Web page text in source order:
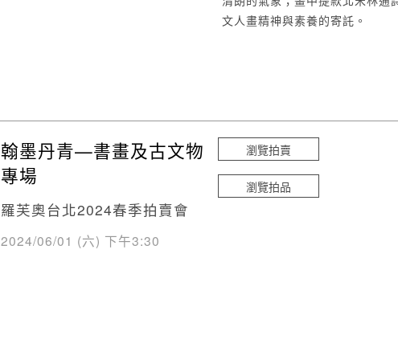
文人畫精神與素養的寄託。
翰墨丹青—書畫及古文物
專場
羅芙奧台北2024春季拍賣會
2024/06/01 (六) 下午3:30
瀏覽拍賣
瀏覽拍品